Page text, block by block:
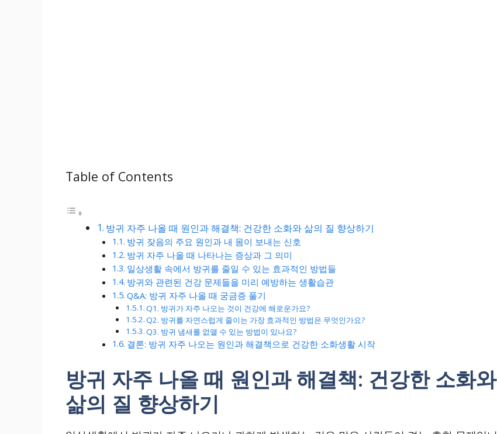
Table of Contents
방귀 자주 나올 때 원인과 해결책: 건강한 소화와 삶의 질 향상하기
방귀 잦음의 주요 원인과 내 몸이 보내는 신호
방귀 자주 나올 때 나타나는 증상과 그 의미
일상생활 속에서 방귀를 줄일 수 있는 효과적인 방법들
방귀와 관련된 건강 문제들을 미리 예방하는 생활습관
Q&A: 방귀 자주 나올 때 궁금증 풀기
Q1. 방귀가 자주 나오는 것이 건강에 해로운가요?
Q2. 방귀를 자연스럽게 줄이는 가장 효과적인 방법은 무엇인가요?
Q3. 방귀 냄새를 없앨 수 있는 방법이 있나요?
결론: 방귀 자주 나오는 원인과 해결책으로 건강한 소화생활 시작
방귀 자주 나올 때 원인과 해결책: 건강한 소화와
삶의 질 향상하기